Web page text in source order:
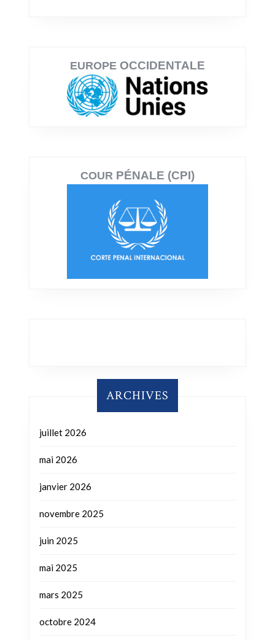
EUROPE OCCIDENTALE
COUR PÉNALE (CPI)
ARCHIVES
juillet 2026
mai 2026
janvier 2026
novembre 2025
juin 2025
mai 2025
mars 2025
octobre 2024